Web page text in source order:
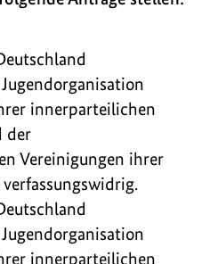
innerparteilichen
der
Vereinigungen ihrer
innerparteilichen